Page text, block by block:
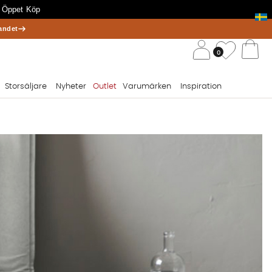
Köp
0
Storsäljare Nyheter Outlet Varumärken Inspiration